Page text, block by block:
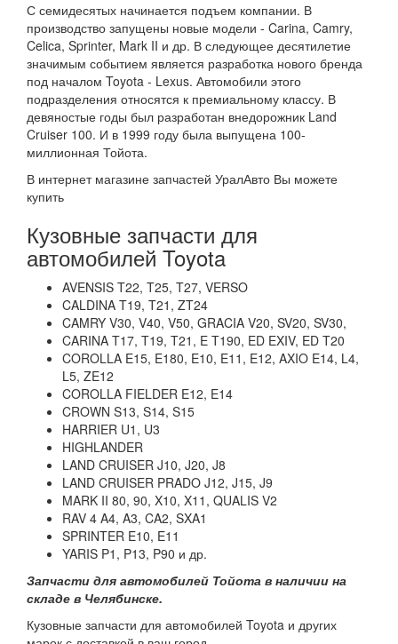
С семидесятых начинается подъем компании. В
производство запущены новые модели - Carina, Camry,
Celica, Sprinter, Mark II и др. В следующее десятилетие
значимым событием является разработка нового бренда
под началом Toyota - Lexus. Автомобили этого
подразделения относятся к премиальному классу. В
девяностые годы был разработан внедорожник Land
Cruiser 100. И в 1999 году была выпущена 100-
миллионная Тойота.
В интернет магазине запчастей УралАвто Вы можете
купить
Кузовные запчасти для
автомобилей Toyota
AVENSIS T22, T25, T27, VERSO
CALDINA T19, T21, ZT24
CAMRY V30, V40, V50, GRACIA V20, SV20, SV30,
CARINA T17, T19, T21, E T190, ED EXIV, ED T20
COROLLA E15, E180, E10, E11, E12, AXIO E14, L4,
L5, ZE12
COROLLA FIELDER E12, E14
CROWN S13, S14, S15
HARRIER U1, U3
HIGHLANDER
LAND CRUISER J10, J20, J8
LAND CRUISER PRADO J12, J15, J9
MARK II 80, 90, X10, X11, QUALIS V2
RAV 4 A4, A3, CA2, SXA1
SPRINTER E10, E11
YARIS P1, P13, P90 и др.
Запчасти для автомобилей Тойота в наличии на
складе в Челябинске.
Кузовные запчасти для автомобилей Toyota и других